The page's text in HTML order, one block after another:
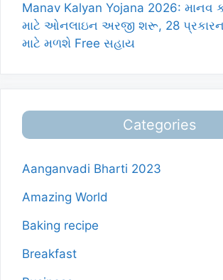
Manav Kalyan Yojana 2026: માનવ
માટે ઓનલાઇન અરજી શરૂ, 28
માટે મળશે Free સહાય
Categories
Aanganvadi Bharti 2023
Amazing World
Baking recipe
Breakfast